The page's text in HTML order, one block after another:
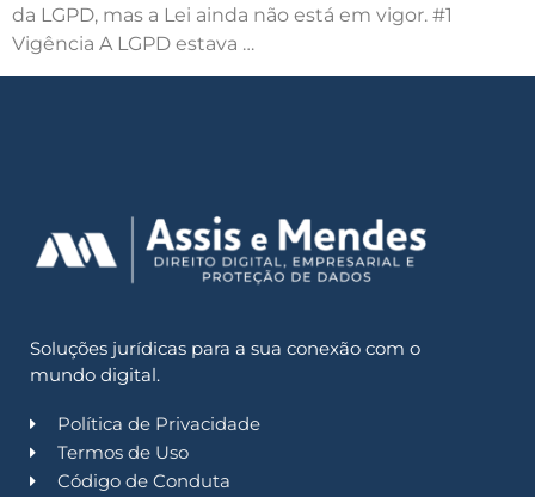
da LGPD, mas a Lei ainda não está em vigor. #1
Vigência A LGPD estava …
Soluções jurídicas para a sua conexão com o
mundo digital.
Política de Privacidade
Termos de Uso
Código de Conduta